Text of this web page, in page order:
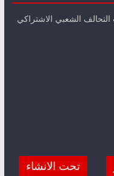
الشعبي الاشتراكي
تحت الانشاء